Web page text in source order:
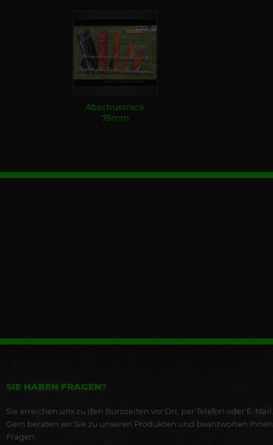
Abschussrack
75mm
SIE HABEN FRAGEN?
Sie erreichen uns zu den Bürozeiten vor Ort, per Telefon oder E-Mail.
Gern beraten wir Sie zu unseren Produkten und beantworten Ihnen
Fragen.